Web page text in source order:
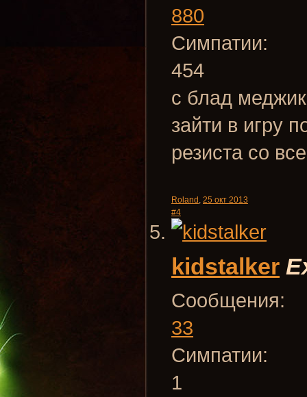
880
Симпатии:
454
с блад
зайти в игру
резиста со
Roland , 25 окт 2013
#4
kidstalker
Сообщения:
33
Симпатии:
1